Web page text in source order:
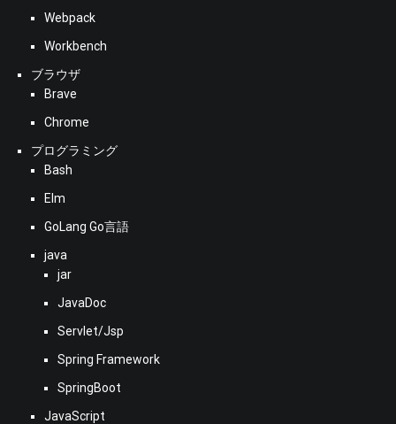
Webpack
Workbench
ブラウザ
Brave
Chrome
プログラミング
Bash
Elm
GoLang Go言語
java
jar
JavaDoc
Servlet/Jsp
Spring Framework
SpringBoot
JavaScript